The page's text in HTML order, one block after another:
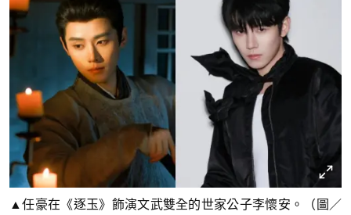
▲任豪在《逐玉》飾演文武雙全的世家公子李懷安。（圖／